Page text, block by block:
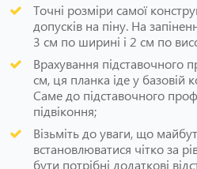
Точні розміри самої
допусків на піну. На
3 см по ширині і 2 см по
Врахування підставочного
см, ця планка іде у базовій
Саме до підставочного
підвіконня;
Візьміть до уваги, що
встановлюватися чітко за
бути потрібні додаткові